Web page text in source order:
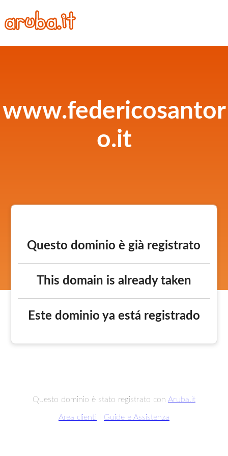
www.federicosantor
o.it
Questo dominio è già registrato
This domain is already taken
Este dominio ya está registrado
Questo dominio è stato registrato con Aruba.it
Area clienti Guide e Assistenza